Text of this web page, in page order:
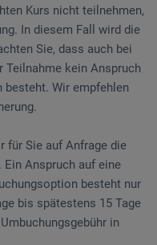
Kurs nicht teilnehmen,
In diesem Fall wird die
Sie, dass auch bei
Teilnahme kein Anspruch
besteht. Wir empfehlen
für Sie auf Anfrage die
Ein Anspruch auf eine
besteht nur
bis spätestens 15 Tage
in